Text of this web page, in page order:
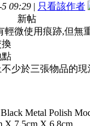
09:29 | 只看該作者
新帖
輕微使用痕跡,但無
點
不少於三張物品的現
Metal Polish
X 7.5cm X 6.8cm